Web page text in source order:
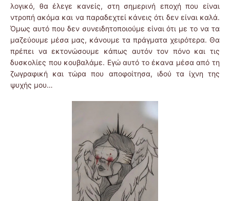
λογικό, θα έλεγε κανείς, στη σημερινή εποχή που είναι
ντροπή ακόμα και να παραδεχτεί κάνεις ότι δεν είναι καλά.
Όμως αυτό που δεν συνειδητοποιούμε είναι ότι με το να τα
μαζεύουμε μέσα μας, κάνουμε τα πράγματα χειρότερα. Θα
πρέπει να εκτονώσουμε κάπως αυτόν τον πόνο και τις
δυσκολίες που κουβαλάμε. Εγώ αυτό το έκανα μέσα από τη
ζωγραφική και τώρα που αποφοίτησα, ιδού τα ίχνη της
ψυχής μου…